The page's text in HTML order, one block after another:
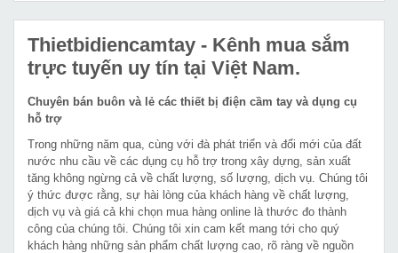
Thietbidiencamtay - Kênh mua sắm
trực tuyến uy tín tại Việt Nam.
Chuyên bán buôn và lẻ các thiết bị điện cầm tay và dụng cụ
hỗ trợ
Trong những năm qua, cùng với đà phát triển và đổi mới của đất
nước nhu cầu về các dụng cụ hỗ trợ trong xây dựng, sản xuất
tăng không ngừng cả về chất lượng, số lượng, dịch vụ. Chúng tôi
ý thức được rằng, sự hài lòng của khách hàng về chất lượng,
dịch vụ và giá cả khi chọn mua hàng online là thước đo thành
công của chúng tôi. Chúng tôi xin cam kết mang tới cho quý
khách hàng những sản phẩm chất lượng cao, rõ ràng về nguồn